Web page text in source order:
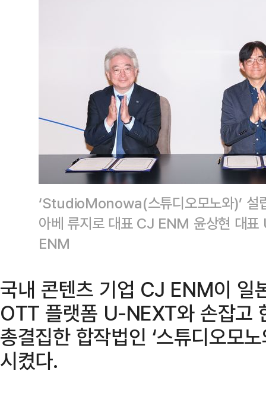
‘StudioMonowa(스튜디오모노와)’ 설
아베 류지로 대표 CJ ENM 윤상현 대
ENM
국내 콘텐츠 기업 CJ ENM이 일
OTT 플랫폼 U-NEXT와 손잡고
총결집한 합작법인 ‘스튜디오
시켰다.